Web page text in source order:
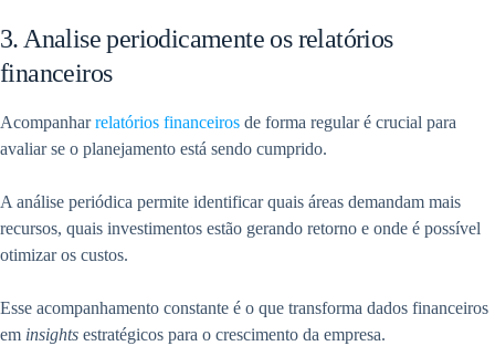
3. Analise periodicamente os relatórios
financeiros
Acompanharrelatórios financeiros de forma regular é crucial para
avaliar se o planejamento está sendo cumprido.
A análise periódica permite identificar quais áreas demandam mais
recursos, quais investimentos estão gerando retorno e onde é possível
otimizar os custos.
Esse acompanhamento constante é o que transforma dados financeiros
em insights estratégicos para o crescimento da empresa.